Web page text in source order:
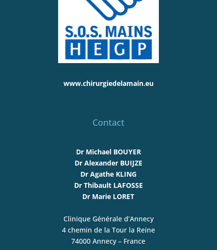
www.chirurgiedelamain.eu
Contact
Dr Michael BOUYER
Dr Alexander BUIJZE
Dr Agathe KLING
Dr Thibault LAFOSSE
Dr Marie LORET
Clinique Générale d’Annecy
4 chemin de la Tour la Reine
74000 Annecy – France